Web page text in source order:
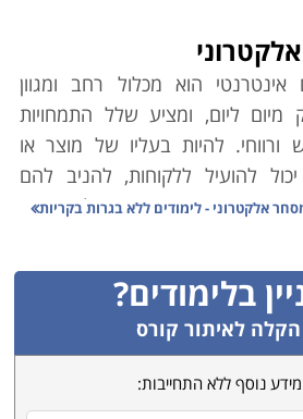
אינטרנטי הוא מכלול רחב ומגוון
ליום, ומציע שלל התמחויות
ורווחי. להיות בעליו של מוצר או
להועיל ללקוחות, להניב להם
הוא אתגר מסחרי בעל חשיבות
כדי להגיע להצלחה המיוחלת.
על כמות נכבדה של רעיונות
ומבריקים עליהם נאמר כי "הקדימו
אחרות: לא ידעו לתעל את ההישג
שהיה גלום בו. במציאות אלכסנדר
אלקטרוני - לימודים ללא בגרות בקריות
בלימודים?
לאיתור קורס
נוסף ללא התחייבות: